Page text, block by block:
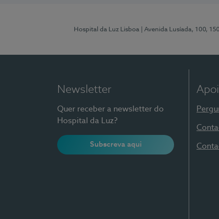
Hospital da Luz Lisboa | Avenida Lusíada, 100,
Newsletter
Quer receber a newsletter do
Hospital da Luz?
Subscreva aqui